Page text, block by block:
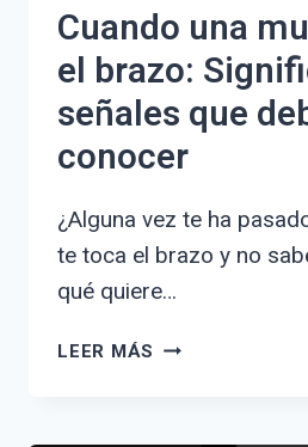
Cuando una
el brazo:
señales que
conocer
¿Alguna vez te ha
te toca el brazo y no
qué quiere…
LEER MÁS CUANDO